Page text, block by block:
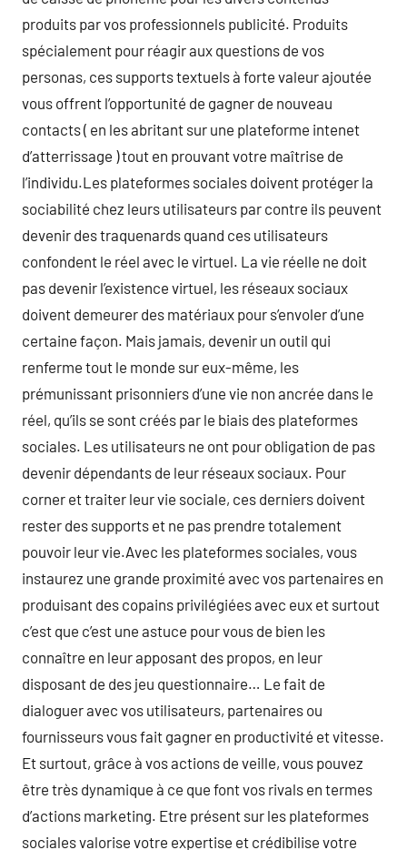
produits par vos professionnels publicité. Produits
spécialement pour réagir aux questions de vos
personas, ces supports textuels à forte valeur ajoutée
vous offrent l’opportunité de gagner de nouveau
contacts ( en les abritant sur une plateforme intenet
d’atterrissage ) tout en prouvant votre maîtrise de
l’individu.Les plateformes sociales doivent protéger la
sociabilité chez leurs utilisateurs par contre ils peuvent
devenir des traquenards quand ces utilisateurs
confondent le réel avec le virtuel. La vie réelle ne doit
pas devenir l’existence virtuel, les réseaux sociaux
doivent demeurer des matériaux pour s’envoler d’une
certaine façon. Mais jamais, devenir un outil qui
renferme tout le monde sur eux-même, les
prémunissant prisonniers d’une vie non ancrée dans le
réel, qu’ils se sont créés par le biais des plateformes
sociales. Les utilisateurs ne ont pour obligation de pas
devenir dépendants de leur réseaux sociaux. Pour
corner et traiter leur vie sociale, ces derniers doivent
rester des supports et ne pas prendre totalement
pouvoir leur vie.Avec les plateformes sociales, vous
instaurez une grande proximité avec vos partenaires en
produisant des copains privilégiées avec eux et surtout
c’est que c’est une astuce pour vous de bien les
connaître en leur apposant des propos, en leur
disposant de des jeu questionnaire… Le fait de
dialoguer avec vos utilisateurs, partenaires ou
fournisseurs vous fait gagner en productivité et vitesse.
Et surtout, grâce à vos actions de veille, vous pouvez
être très dynamique à ce que font vos rivals en termes
d’actions marketing. Etre présent sur les plateformes
sociales valorise votre expertise et crédibilise votre